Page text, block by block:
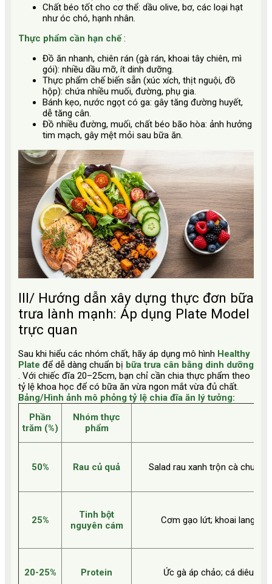
Chất béo tốt cho cơ thể: dầu olive, bơ, các loại hạt
như óc chó, hạnh nhân.
Thực phẩm cần hạn chế:
Đồ ăn nhanh, chiên rán (gà rán, khoai tây chiên, mì
gói): nhiều dầu mỡ, ít dinh dưỡng.
Thực phẩm chế biến sẵn (xúc xích, thịt nguội, đồ
hộp): chứa nhiều muối, đường, phụ gia.
Bánh kẹo, nước ngọt có ga: gây tăng đường huyết,
dễ tăng cân.
Đồ nhiều đường, muối, chất béo bão hòa: ảnh hưởng
tim mạch, gây mệt mỏi sau bữa ăn.
III/ Hướng dẫn xây dựng thực đơn bữa
trưa lành mạnh: Áp dụng Plate Model
trực quan
Sau khi hiểu các nhóm chất, hãy áp dụng mô hình Healthy
Plate để dễ dàng chuẩn bị bữa trưa cân bằng dinh dưỡng
. Với chiếc đĩa 20–25cm, bạn chỉ cần chia thực phẩm theo
tỷ lệ khoa học để có bữa ăn vừa ngon mắt vừa đủ chất.
Bảng/Hình ảnh mô phỏng tỷ lệ chia đĩa ăn lý tưởng:
Phần
trăm (%)
Nhóm thực
phẩm
50% Rau củ quả Salad rau xanh trộn cà chua
25%
Tinh bột
nguyên cám
Cơm gạo lứt; khoai lang
20-25% Protein Ức gà áp chảo; cá diêu